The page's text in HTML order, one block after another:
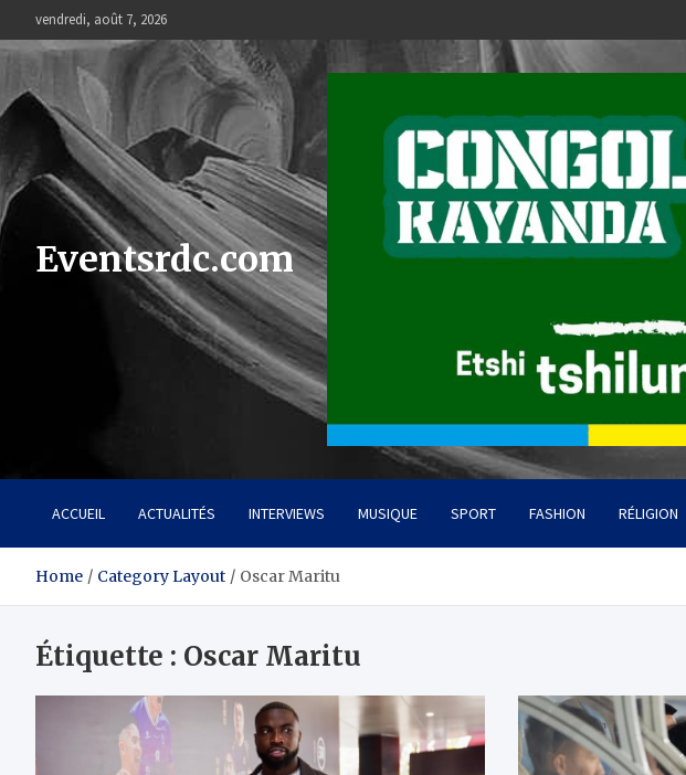
to
content
vendredi, août 7, 2026
Eventsrdc.com
ACCUEIL ACTUALITÉS INTERVIEWS MUSIQUE SPORT FASHION RÉLIGION
Home Category Layout Oscar Maritu
Étiquette : Oscar Maritu